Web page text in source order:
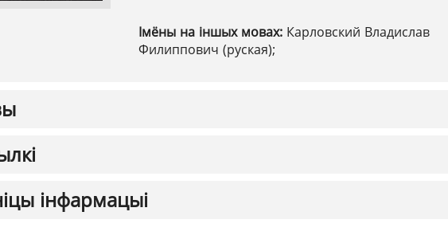
Імёны на іншых мовах: Карловский Владислав
Филиппович (руская);
інфармацыі